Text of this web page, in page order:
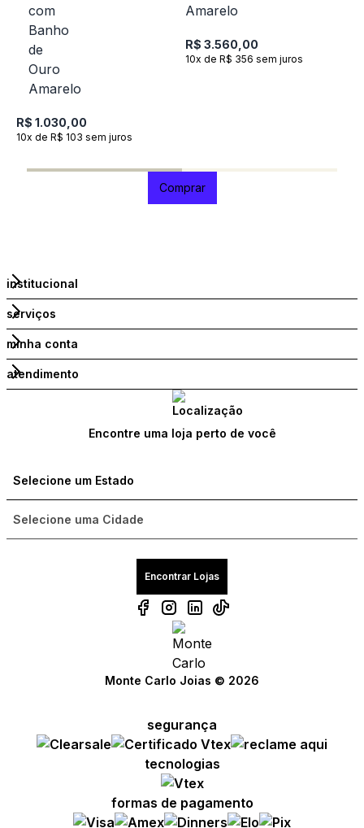
R$ 1.030,00
10x de R$ 103 sem juros
R$ 3.560,00
10x de R$ 356 sem juros
Comprar
institucional
serviços
minha conta
atendimento
Encontre uma loja perto de você
Encontrar Lojas
Monte Carlo Joias © 2026
segurança
tecnologias
formas de pagamento